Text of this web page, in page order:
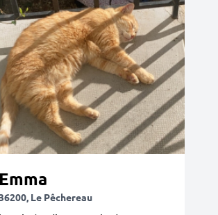
Emma
Le Pêchereau